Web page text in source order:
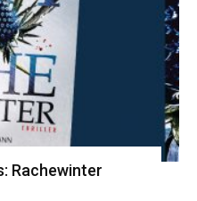
Rachewinter